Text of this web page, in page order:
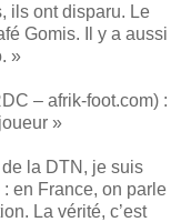
ils ont disparu. Le
Gomis. Il y a aussi
»
– afrik-foot.com) :
»
la DTN, je suis
en France, on parle
La vérité, c’est